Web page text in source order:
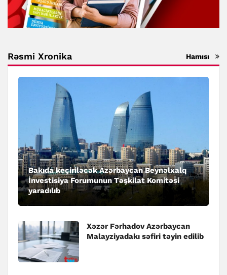
Rəsmi Xronika Hamısı
Bakıda keçiriləcək Azərbaycan Beynəlxalq
İnvestisiya Forumunun Təşkilat Komitəsi
yaradılıb
Xəzər Fərhadov Azərbaycan
Malayziyadakı səfiri təyin edilib